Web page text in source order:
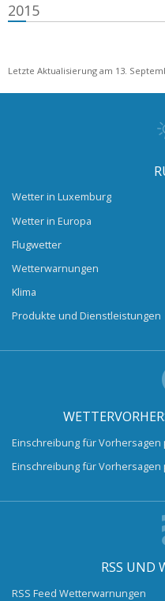
2015
Letzte Aktualisierung am 13.
Wetter in Luxemburg
Wetter in Europa
Flugwetter
Wetterwarnungen
Klima
Produkte und Dienstleistungen
Einschreibung für Vorhersagen
Einschreibung für Vorhersagen
RSS UND
RSS Feed Wetterwarnungen